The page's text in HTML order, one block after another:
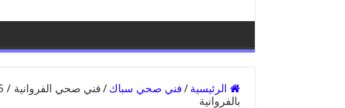
الرئيسية /فني صحي سباك /
بالفروانية